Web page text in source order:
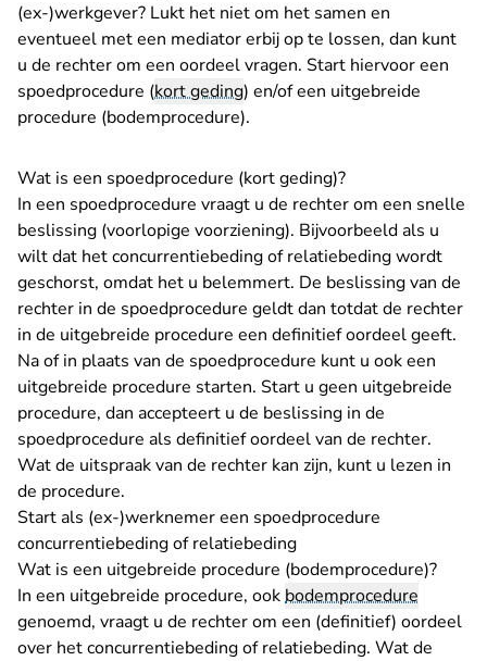
(ex-)werkgever? Lukt het niet om het samen en
eventueel met een mediator erbij op te lossen, dan kunt
u de rechter om een oordeel vragen. Start hiervoor een
spoedprocedure (kort geding) en/of een uitgebreide
procedure (bodemprocedure).
Wat is een spoedprocedure (kort geding)?
In een spoedprocedure vraagt u de rechter om een snelle
beslissing (voorlopige voorziening). Bijvoorbeeld als u
wilt dat het concurrentiebeding of relatiebeding wordt
geschorst, omdat het u belemmert. De beslissing van de
rechter in de spoedprocedure geldt dan totdat de rechter
in de uitgebreide procedure een definitief oordeel geeft.
Na of in plaats van de spoedprocedure kunt u ook een
uitgebreide procedure starten. Start u geen uitgebreide
procedure, dan accepteert u de beslissing in de
spoedprocedure als definitief oordeel van de rechter.
Wat de uitspraak van de rechter kan zijn, kunt u lezen in
de procedure.
Start als (ex-)werknemer een spoedprocedure
concurrentiebeding of relatiebeding
Wat is een uitgebreide procedure (bodemprocedure)?
In een uitgebreide procedure, ookbodemprocedure
genoemd, vraagt u de rechter om een (definitief) oordeel
over het concurrentiebeding of relatiebeding. Wat de